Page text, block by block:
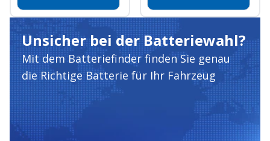
Unsicher bei der Batteriewahl?
Mit dem Batteriefinder finden Sie genau
die Richtige Batterie für Ihr Fahrzeug